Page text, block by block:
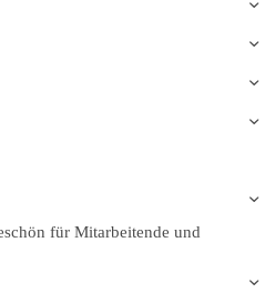
für Mitarbeitende und